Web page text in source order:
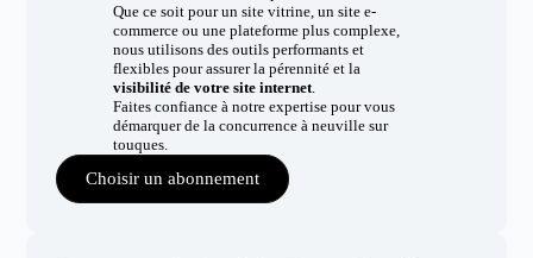
Que ce soit pour un site vitrine, un site e-
commerce ou une plateforme plus complexe,
nous utilisons des outils performants et
flexibles pour assurer la pérennité et la
visibilité de votre site internet.
Faites confiance à notre expertise pour vous
démarquer de la concurrence à neuville sur
touques.
Choisir un abonnement